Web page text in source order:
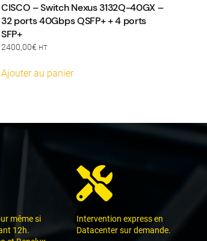
CISCO – Switch Nexus 3132Q-40GX –
32 ports 40Gbps QSFP+ + 4 ports
SFP+
2400,00€ HT
Ajouter au panier
même si
12h.
Intervention express en
Datacenter sur demande.